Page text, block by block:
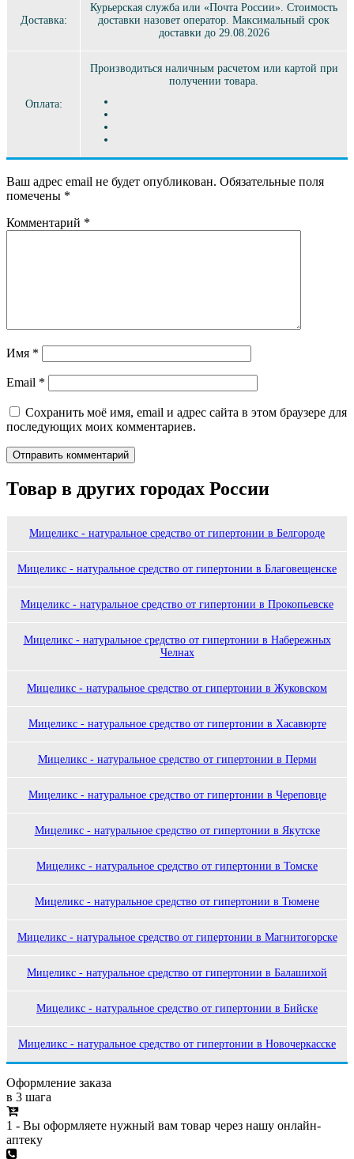
Доставка:
Курьерская служба или «Почта России». Стоимость
доставки назовет оператор. Максимальный срок
доставки до 29.08.2026
Оплата:
Производиться наличным расчетом или картой при
получении товара.
Ваш адрес email не будет опубликован. Обязательные поля
помечены *
Комментарий *
Имя *
Email *
Сохранить моё имя, email и адрес сайта в этом браузере для
последующих моих комментариев.
Товар в других городах России
Мицеликс - натуральное средство от гипертонии в Белгороде
Мицеликс - натуральное средство от гипертонии в Благовещенске
Мицеликс - натуральное средство от гипертонии в Прокопьевске
Мицеликс - натуральное средство от гипертонии в Набережных
Челнах
Мицеликс - натуральное средство от гипертонии в Жуковском
Мицеликс - натуральное средство от гипертонии в Хасавюрте
Мицеликс - натуральное средство от гипертонии в Перми
Мицеликс - натуральное средство от гипертонии в Череповце
Мицеликс - натуральное средство от гипертонии в Якутске
Мицеликс - натуральное средство от гипертонии в Томске
Мицеликс - натуральное средство от гипертонии в Тюмене
Мицеликс - натуральное средство от гипертонии в Магнитогорске
Мицеликс - натуральное средство от гипертонии в Балашихой
Мицеликс - натуральное средство от гипертонии в Бийске
Мицеликс - натуральное средство от гипертонии в Новочеркасске
Оформление заказа
в 3 шага
1 - Вы оформляете нужный вам товар через нашу онлайн-
аптеку